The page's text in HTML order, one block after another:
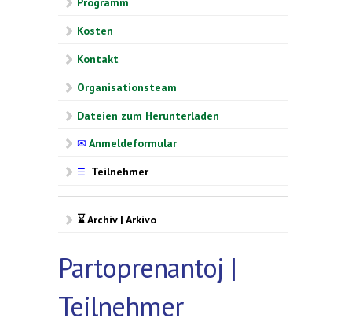
Kosten
Kontakt
Organisationsteam
Dateien zum Herunterladen
✉ Anmeldeformular
☰ Teilnehmer
⌛ Archiv | Arkivo
Partoprenantoj |
Teilnehmer